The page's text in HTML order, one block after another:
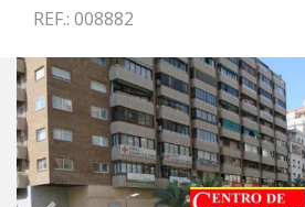
REF.: 008882